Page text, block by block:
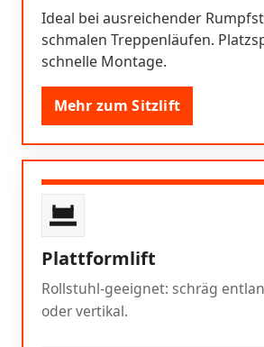
Ideal bei ausreichender
schmalen Treppenläufen.
schnelle Montage.
Mehr zum Sitzlift
Plattformlift
Rollstuhl-geeignet: schräg
oder vertikal.